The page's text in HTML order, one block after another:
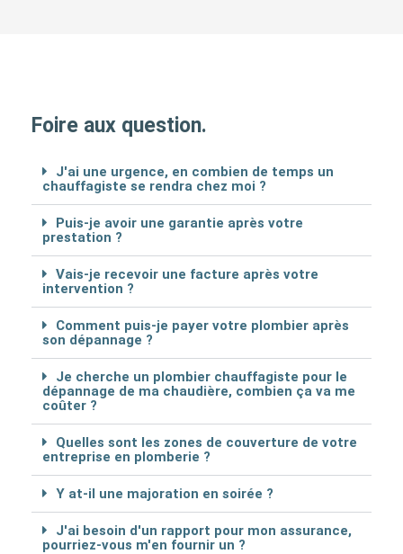
Foire aux question.
J'ai une urgence, en combien de temps un
chauffagiste se rendra chez moi ?
Puis-je avoir une garantie après votre
prestation ?
Vais-je recevoir une facture après votre
intervention ?
Comment puis-je payer votre plombier après
son dépannage ?
Je cherche un plombier chauffagiste pour le
dépannage de ma chaudière, combien ça va me
coûter ?
Quelles sont les zones de couverture de votre
entreprise en plomberie ?
Y at-il une majoration en soirée ?
J'ai besoin d'un rapport pour mon assurance,
pourriez-vous m'en fournir un ?